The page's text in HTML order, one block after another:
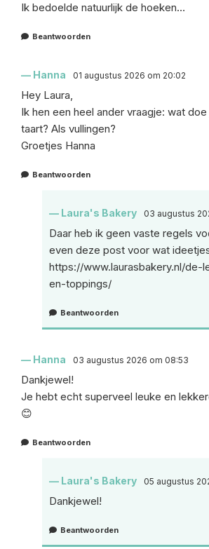
Ik bedoelde natuurlijk de hoeken…
Beantwoorden
Hanna 01 augustus 2026 om 20:02
Hey Laura,
Ik hen een heel ander vraagje: wat
taart? Als vullingen?
Groetjes Hanna
Beantwoorden
Laura's Bakery 03 augustus
Daar heb ik geen vaste regels
even deze post voor wat
https://www.laurasbakery.nl/de-
en-toppings/
Beantwoorden
Hanna 03 augustus 2026 om 08:53
Dankjewel!
Je hebt echt superveel leuke en
😊
Beantwoorden
Laura's Bakery 05 augustus
Dankjewel!
Beantwoorden